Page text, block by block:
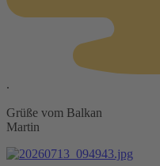
.
Grüße vom Balkan
Martin